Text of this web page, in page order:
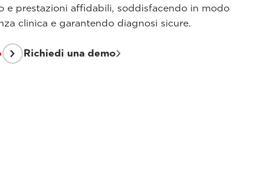
e prestazioni affidabili, soddisfacendo in modo
clinica e garantendo diagnosi sicure.
Richiedi una demo